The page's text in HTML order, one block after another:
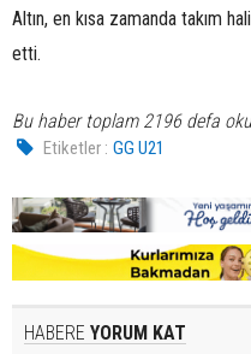
Altın, en kısa zamanda takım
etti.
Bu haber toplam 2196 defa
Etiketler : GG U21
HABERE YORUM KAT